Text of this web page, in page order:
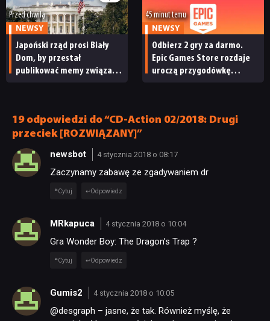
Przed chwilą
NEWSY
Japoński rząd prosi Biały
Dom, by przestał
publikować memy związane
45 minut temu
NEWSY
Odbierz 2 gry za darmo.
Epic Games Store rozdaje
uroczą przygodówkę
19 odpowiedzi do “CD-Action 02/2018: Drugi
przeciek [ROZWIĄZANY]”
newsbot 4 stycznia 2018 o 08:17
Zaczynamy zabawę ze zgadywaniem dr
Cytuj Odpowiedz
MRkapuca 4 stycznia 2018 o 10:04
Gra Wonder Boy: The Dragon’s Trap ?
Cytuj Odpowiedz
Gumis2 4 stycznia 2018 o 10:05
@desgraph – jasne, że tak. Również myślę, że